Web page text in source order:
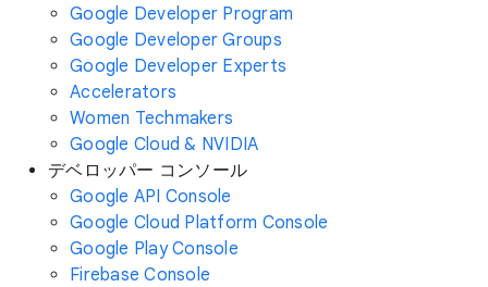
Google Developer Program
Google Developer Groups
Google Developer Experts
Accelerators
Women Techmakers
Google Cloud & NVIDIA
デベロッパー コンソール
Google API Console
Google Cloud Platform Console
Google Play Console
Firebase Console